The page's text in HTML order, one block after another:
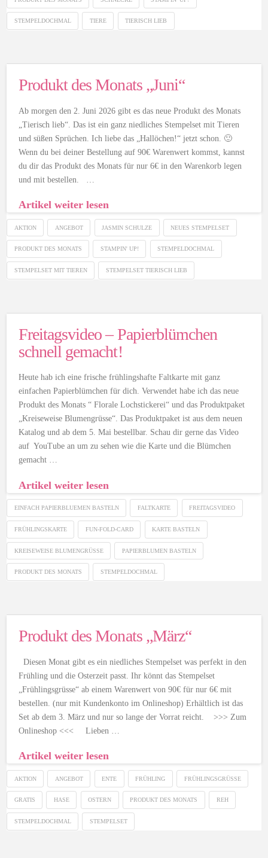
STEMPELDOCHMAL TIERE TIERISCH LIEB
Produkt des Monats „Juni“
Ab morgen den 2. Juni 2026 gibt es das neue Produkt des Monats
„Tierisch lieb“. Das ist ein ganz niedliches Stempelset mit Tieren
und süßen Sprüchen. Ich liebe das „Hallöchen!“ jetzt schon. 🙂
Wenn du bei deiner Bestellung auf 90€ Warenwert kommst, kannst
du dir das Produkt des Monats für nur 6€ in den Warenkorb legen
und mit bestellen. …
Artikel weiter lesen
AKTION ANGEBOT JASMIN SCHULZE NEUES STEMPELSET
PRODUKT DES MONATS STAMPIN' UP! STEMPELDOCHMAL
STEMPELSET MIT TIEREN STEMPELSET TIERISCH LIEB
Freitagsvideo – Papierblümchen
schnell gemacht!
Heute hab ich eine frische frühlingshafte Faltkarte mit ganz
einfachen Papierblümchen für dich. Verwendet habe ich das neue
Produkt des Monats “ Florale Lochstickerei“ und das Produktpaket
„Kreiseweise Blumengrüsse“. Das Produktpaket ist aus dem neuen
Katalog und ab dem 5. Mai bestellbar. Schau dir gerne das Video
auf YouTube an um zu sehen wie die Karte und die Blümchen
gemacht …
Artikel weiter lesen
EINFACH PAPIERBLUEMEN BASTELN FALTKARTE FREITAGSVIDEO
FRÜHLINGSKARTE FUN-FOLD-CARD KARTE BASTELN
KREISEWEISE BLUMENGRÜSSE PAPIERBLUMEN BASTELN
PRODUKT DES MONATS STEMPELDOCHMAL
Produkt des Monats „März“
Diesen Monat gibt es ein niedliches Stempelset was perfekt in den
Frühling und die Osterzeit passt. Ihr könnt das Stempelset
„Frühlingsgrüsse“ ab einem Warenwert von 90€ für nur 6€ mit
bestellen. (nur mit Kundenkonto im Onlineshop) Erhältlich ist das
Set ab dem 3. März und nur so lange der Vorrat reicht. >>> Zum
Onlineshop <<< Lieben …
Artikel weiter lesen
AKTION ANGEBOT ENTE FRÜHLING FRÜHLINGSGRÜSSE
GRATIS HASE OSTERN PRODUKT DES MONATS REH
STEMPELDOCHMAL STEMPELSET